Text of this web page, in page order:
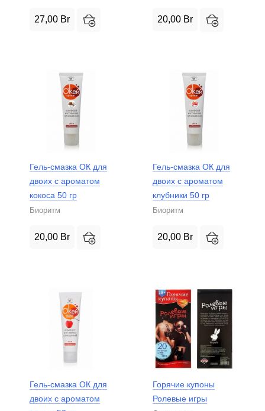
27,00 Br 20,00 Br
Гель-смазка ОК для
двоих с ароматом
кокоса 50 гр
Биоритм
20,00 Br
Гель-смазка ОК для
двоих с ароматом
клубники 50 гр
Биоритм
20,00 Br
Гель-смазка ОК для
двоих с ароматом
Горячие купоны
Ролевые игры